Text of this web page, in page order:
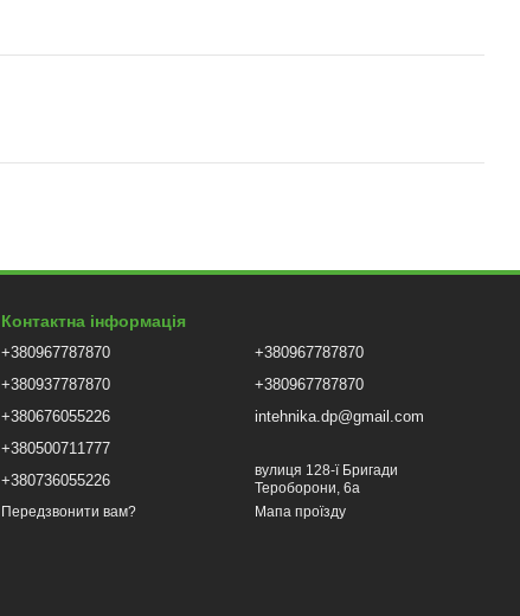
Контактна інформація
+380967787870
+380937787870
+380676055226
+380500711777
+380736055226
Передзвонити вам?
+380967787870
+380967787870
intehnika.dp@gmail.com
вулиця 128-ї Бригади
Тероборони, 6а
Мапа проїзду